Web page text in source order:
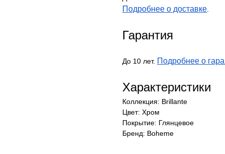
Подробнее о доставке.
Гарантия
До 10 лет. Подробнее о
Характеристики
Коллекция: Brillante
Цвет: Хром
Покрытие: Глянцевое
Бренд: Boheme